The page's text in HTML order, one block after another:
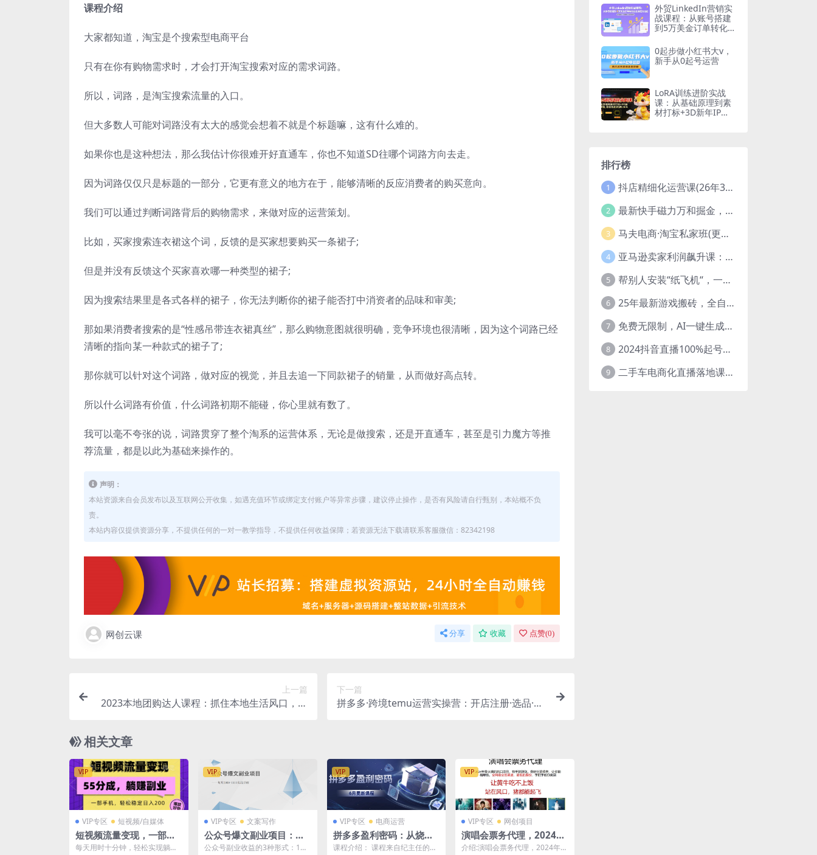
课程介绍
大家都知道，淘宝是个搜索型电商平台
只有在你有购物需求时，才会打开淘宝搜索对应的需求词路。
所以，词路，是淘宝搜索流量的入口。
但大多数人可能对词路没有太大的感觉会想着不就是个标题嘛，这有什么难的。
如果你也是这种想法，那么我估计你很难开好直通车，你也不知道SD往哪个词路方向去走。
因为词路仅仅只是标题的一部分，它更有意义的地方在于，能够清晰的反应消费者的购买意向。
我们可以通过判断词路背后的购物需求，来做对应的运营策划。
比如，买家搜索连衣裙这个词，反馈的是买家想要购买一条裙子;
但是并没有反馈这个买家喜欢哪一种类型的裙子;
因为搜索结果里是各式各样的裙子，你无法判断你的裙子能否打中消资者的品味和审美;
那如果消费者搜索的是“性感吊带连衣裙真丝”，那么购物意图就很明确，竞争环境也很清晰，因为这个词路已经
清晰的指向某一种款式的裙子了;
那你就可以针对这个词路，做对应的视觉，并且去追一下同款裙子的销量，从而做好高点转。
所以什么词路有价值，什么词路初期不能碰，你心里就有数了。
我可以毫不夸张的说，词路贯穿了整个淘系的运营体系，无论是做搜索，还是开直通车，甚至是引力魔方等推
荐流量，都是以此为基础来操作的。
声明：
本站资源来自会员发布以及互联网公开收集，如遇充值环节或绑定支付账户等异常步骤，建议停止操作，是否有风险请自行甄别，本站概不负
责。
本站内容仅提供资源分享，不提供任何的一对一教学指导，不提供任何收益保障；若资源无法下载请联系客服微信：82342198
网创云课 分享 收藏 点赞(0)
上一篇
2023本地团购达人课程：抓住本地生活风口，实
下一篇
拼多多·跨境temu运营实操营：开店注册·选品·核
相关文章
VIP
VIP专区 短视频/自媒体
短视频流量变现，一部手
机躺赚项目,轻松稳定日入
每天用时十分钟，轻松实现躺赚
VIP
VIP专区 文案写作
公众号爆文副业项目：每
月3000-8000实战详解
公众号副业收益的3种形式：1、
VIP
VIP专区 电商运营
拼多多盈利密码：从烧钱
推广到印钞模型，底层逻
课程介绍： 课程来自纪主任的拼
VIP
VIP专区 网创项目
演唱会票务代理，2024年
最火爆风口项目，全网最
介绍:演唱会票务代理，2024年最
外贸LinkedIn营销实
战课程：从账号搭建
到5万美金订单转化
0起步做小红书大v，
新手从0起号运营
LoRA训练进阶实战
课：从基础原理到素
材打标+3D新年IP模
排行榜
1 抖店精细化运营课(26年3月更新
2 最新快手磁力万和掘金，自动搬砖，轻松日入100-200，操作简单
3 马夫电商·淘宝私家班(更新3月)
4 亚马逊卖家利润飙升课：从品类成功公式到海王打法，让每个SKU都成爆款一路飙升(更新26年3月
5 帮别人安装“纸飞机“，一单赚10—30元不等：附：免费节点
6 25年最新游戏搬砖，全自动挂机，不需要玩游戏，单手机操作日入300+
7 免费无限制，AI一键生成原创中视频，轻松日入2000+，超简单，可矩阵，…
8 2024抖音直播100%起号方法 0粉丝0作品当天破千人在线 多种变现方式
9 二手车电商化直播落地课，从0到1带你玩转二手车直播